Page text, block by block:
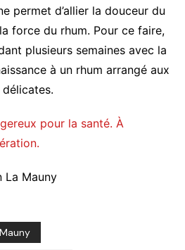
permet d’allier la douceur du
force du rhum. Pour ce faire,
plusieurs semaines avec la
à un rhum arrangé aux
pour la santé. À
La Mauny